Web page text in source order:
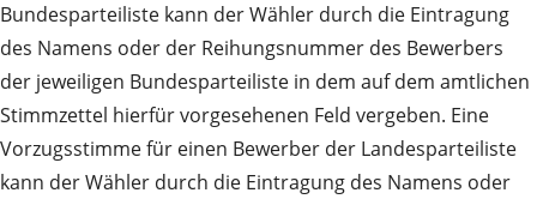
Bundesparteiliste kann der Wähler durch die Eintragung
des Namens oder der Reihungsnummer des Bewerbers
der jeweiligen Bundesparteiliste in dem auf dem amtlichen
Stimmzettel hierfür vorgesehenen Feld vergeben. Eine
Vorzugsstimme für einen Bewerber der Landesparteiliste
kann der Wähler durch die Eintragung des Namens oder